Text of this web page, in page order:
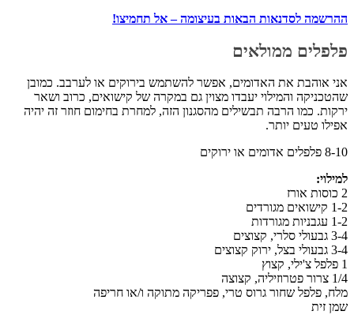
ההרשמה לסדנאות הבאות בעיצומה – אל תחמיצו!
פלפלים ממולאים
אני אוהבת את האדומים, אפשר להשתמש בירוקים או לערבב. כמובן
שהטכניקה והמילוי יעבדו מצוין גם במקרה של קישואים, כרוב ושאר
ירקות. כמו הרבה תבשילים מהסגנון הזה, למחרת בחימום חוזר זה יהיה
אפילו טעים יותר.
8-10 פלפלים אדומים או ירוקים
למילוי:
2 כוסות אורז
1-2 קישואים מגורדים
1-2 עגבניות מגורדות
3-4 גבעולי סלרי, קצוצים
3-4 גבעולי בצל, ירוק קצוצים
1 פלפל צ'ילי, קצוץ
1/4 צרור פטרוזיליה, קצוצה
מלח, פלפל שחור גרוס טרי, פפריקה מתוקה ו/או חריפה
שמן זית